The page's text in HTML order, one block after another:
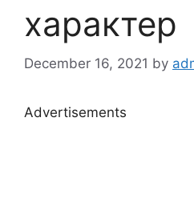
характер
December 16, 2021 by
Advertisements